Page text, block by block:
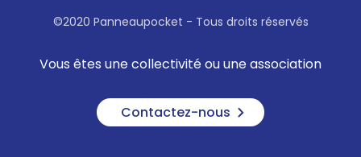
©2020 Panneaupocket - Tous droits réservés
Vous êtes une collectivité ou une association
Contactez-nous